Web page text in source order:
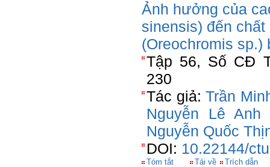
Ảnh hưởng của
sinensis) đến
(Oreochromis sp.)
Tập 56, Số CĐ
230
Tác giả: Trần
Nguyễn Lê Anh
Nguyễn Quốc
DOI: 10.22144/
Tóm tắt Tải về Trích dẫn